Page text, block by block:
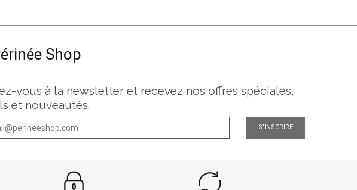
Shop
vous à la newsletter et recevez nos offres spéciales,
et nouveautés.
S'INSCRIRE